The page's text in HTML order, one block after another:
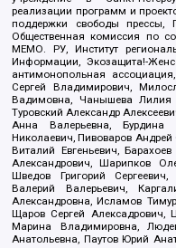
реализации программ и
поддержки свободы прессы,
Общественная комиссия по
МЕМО. РУ, Институт
Информации, Экозащита!-
антимонопольная
Сергей Владимирович,
Вадимовна, Чанышева Лилия
Туровский Александр
Анна Валерьевна,
Николаевич, Пивоваров Андрей
Виталий Евгеньевич,
Александрович, Шарипков
Шведов Григорий
Валерий Валерьевич,
Александровна, Исламов
Щаров Сергей Алексадрович,
Марина Владимировна,
Анатольевна, Паутов Юрий